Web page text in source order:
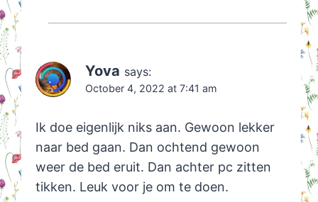
Yova says:
October 4, 2022 at 7:41 am
Ik doe eigenlijk niks aan. Gewoon lekker
naar bed gaan. Dan ochtend gewoon
weer de bed eruit. Dan achter pc zitten
tikken. Leuk voor je om te doen.